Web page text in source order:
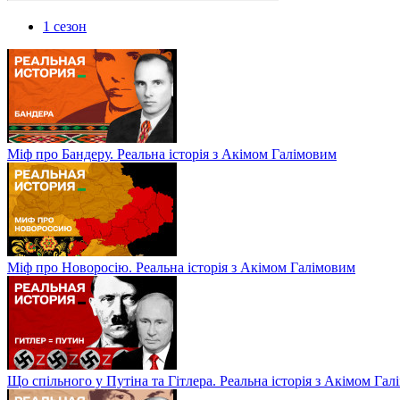
1 сезон
Міф про Бандеру. Реальна історія з Акімом Галімовим
Міф про Новоросію. Реальна історія з Акімом Галімовим
Що спільного у Путіна та Гітлера. Реальна історія з Акімом